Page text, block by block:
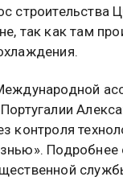
строительства
так как там
контроля
Подробнее